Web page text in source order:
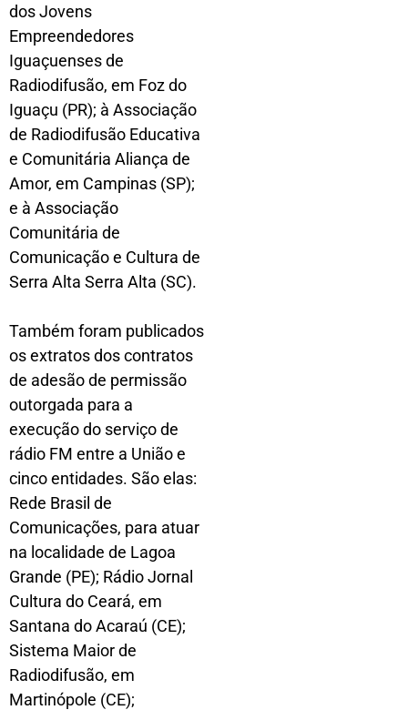
dos Jovens
Empreendedores
Iguaçuenses de
Radiodifusão, em Foz do
Iguaçu (PR); à Associação
de Radiodifusão Educativa
e Comunitária Aliança de
Amor, em Campinas (SP);
e à Associação
Comunitária de
Comunicação e Cultura de
Serra Alta Serra Alta (SC).
Também foram publicados
os extratos dos contratos
de adesão de permissão
outorgada para a
execução do serviço de
rádio FM entre a União e
cinco entidades. São elas:
Rede Brasil de
Comunicações, para atuar
na localidade de Lagoa
Grande (PE); Rádio Jornal
Cultura do Ceará, em
Santana do Acaraú (CE);
Sistema Maior de
Radiodifusão, em
Martinópole (CE);